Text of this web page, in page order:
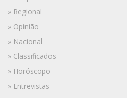
» Regional
» Opinião
» Nacional
» Classificados
» Horóscopo
» Entrevistas